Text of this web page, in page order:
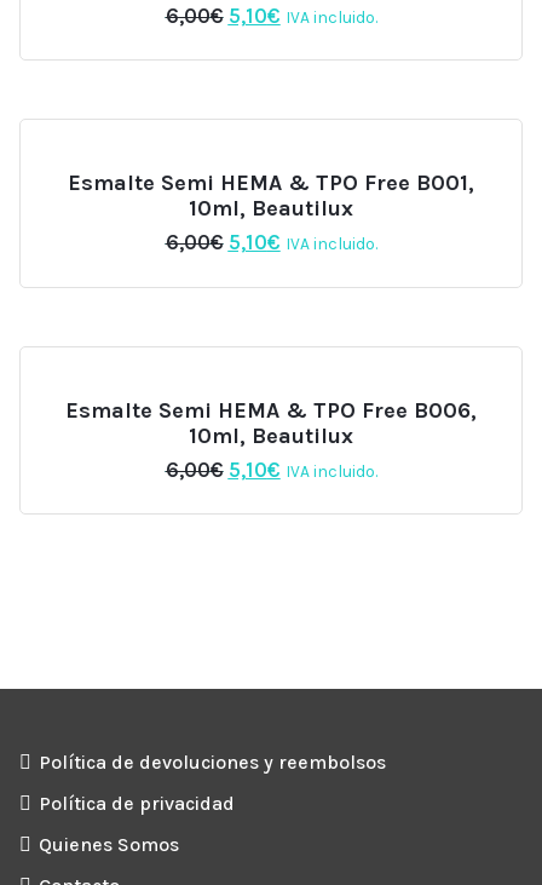
6,00€ El
original
5,10€El
actual
IVA incluido.
Esmalte Semi HEMA & TPO Free B001,
10ml, Beautilux
6,00€ El
original
5,10€El
actual
IVA incluido.
Esmalte Semi HEMA & TPO Free B006,
10ml, Beautilux
6,00€ El
original
5,10€El
actual
IVA incluido.
Política de devoluciones y reembolsos
Política de privacidad
Quienes Somos